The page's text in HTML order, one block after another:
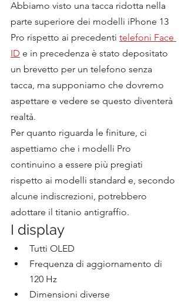
Abbiamo visto una tacca ridotta nella
parte superiore dei modelli iPhone 13
Pro rispetto ai precedenti telefoni Face
ID e in precedenza è stato depositato
un brevetto per un telefono senza
tacca, ma supponiamo che dovremo
aspettare e vedere se questo diventerà
realtà.
Per quanto riguarda le finiture, ci
aspettiamo che i modelli Pro
continuino a essere più pregiati
rispetto ai modelli standard e, secondo
alcune indiscrezioni, potrebbero
adottare il titanio antigraffio.
I display
Tutti OLED
Frequenza di aggiornamento di
120 Hz
Dimensioni diverse